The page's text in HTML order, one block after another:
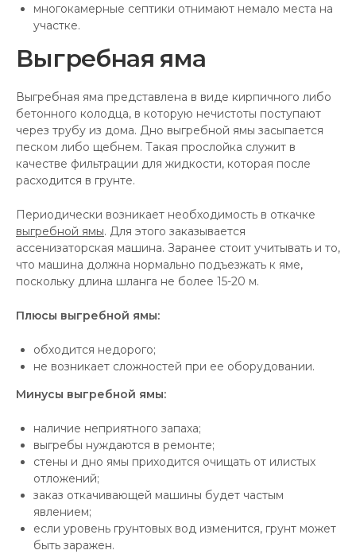
многокамерные септики отнимают немало места на
участке.
Выгребная яма
Выгребная яма представлена в виде кирпичного либо
бетонного колодца, в которую нечистоты поступают
через трубу из дома. Дно выгребной ямы засыпается
песком либо щебнем. Такая прослойка служит в
качестве фильтрации для жидкости, которая после
расходится в грунте.
Периодически возникает необходимость в откачке
выгребной ямы. Для этого заказывается
ассенизаторская машина. Заранее стоит учитывать и то,
что машина должна нормально подъезжать к яме,
поскольку длина шланга не более 15-20 м.
Плюсы выгребной ямы:
обходится недорого;
не возникает сложностей при ее оборудовании.
Минусы выгребной ямы:
наличие неприятного запаха;
выгребы нуждаются в ремонте;
стены и дно ямы приходится очищать от илистых
отложений;
заказ откачивающей машины будет частым
явлением;
если уровень грунтовых вод изменится, грунт может
быть заражен.